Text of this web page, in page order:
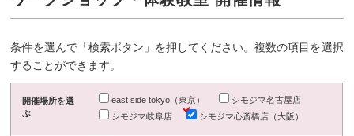
条件を選んで「検索ボタン」を押してください。複数の項目を選択
することができます。
開催場所を選
ぶ
east side tokyo（東京）
シモジマ名古屋店
シモジマ岐阜店
シモジマ心斎橋店（大阪）